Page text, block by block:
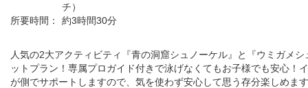
チ）
所要時間：
約3時間30分
人気の2大アクティビティ『青の洞窟シュノーケル』と『ウミガメ
ットプラン！専属プロガイド付きで泳げなくてもお子様でも安心！
が側でサポートしますので、気を使わず安心して思う存分楽しめま